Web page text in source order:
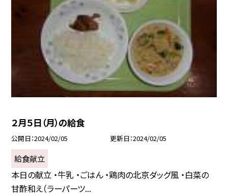
２月５日（月）の給食
公開日 2024/02/05 更新日 2024/02/05
給食献立
本日の献立 ・牛乳 ・ごはん ・鶏肉の北京ダッグ風 ・白菜の
甘酢和え（ラーパーツ...